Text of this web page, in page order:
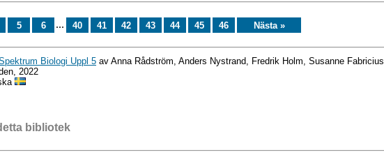
5 6 ... 40 41 42 43 44 45 46 Nästa »
Spektrum Biologi Uppl 5 av Anna Rådström, Anders Nystrand, Fredrik Holm, Susanne Fabricius
2022
bibliotek